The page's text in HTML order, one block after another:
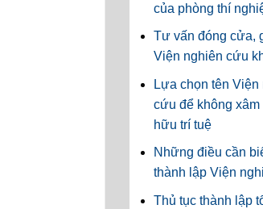
của phòng thí
Tư vấn đóng cửa,
Viện nghiên cứu
Lựa chọn tên Viện
cứu để không xâm
hữu trí tuệ
Những điều cần
thành lập Viện
Thủ tục thành lập